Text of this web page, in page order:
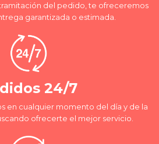
del pedido, te ofreceremos
garantizada o estimada.
24/7
en cualquier momento del día y de la
ofrecerte el mejor servicio.